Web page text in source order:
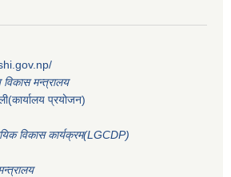
विकास मन्त्रालय
प्रयोजन)
विकास कार्यक्रम(LGCDP)